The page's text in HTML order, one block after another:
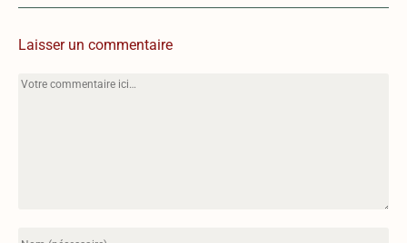
Laisser un commentaire